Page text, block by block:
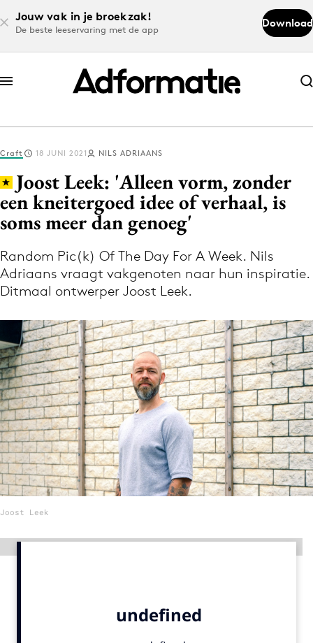
Jouw vak in je broekzak!
De beste leeservaring met de app
Download
Abonneer nu
Abonneer nu
Log in
Download de app
Volg het laatste nieuws via de Adformatie
Nieuws app
Menu
Home
9 sept: GenAI-training
12 nov: MarketingLive!
Adverteren
Events
Academy
Craft 18 JUNI 2021 NILS ADRIAANS
Joost Leek: 'Alleen vorm, zonder
een kneitergoed idee of verhaal, is
soms meer dan genoeg'
Random Pic(k) Of The Day For A Week. Nils
Adriaans vraagt vakgenoten naar hun inspiratie.
Ditmaal ontwerper Joost Leek.
Joost Leek